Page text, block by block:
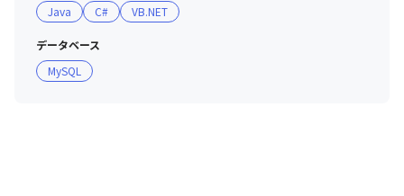
Java C# VB.NET
データベース
MySQL